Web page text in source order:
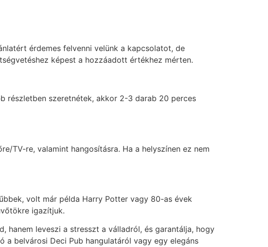
érdemes felvenni velünk a kapcsolatot, de
képest a hozzáadott értékhez mérten.
részletben szeretnétek, akkor 2-3 darab 20 perces
TV-re, valamint hangosításra. Ha a helyszínen ez nem
volt már példa Harry Potter vagy 80-as évek
igazítjuk.
hanem leveszi a stresszt a válladról, és garantálja, hogy
a belvárosi Deci Pub hangulatáról vagy egy elegáns